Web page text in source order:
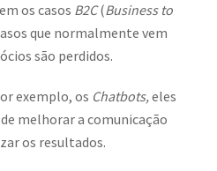
os casos B2C(Business to
que normalmente vem
são perdidos.
exemplo, os Chatbots,eles
melhorar a comunicação
os resultados.